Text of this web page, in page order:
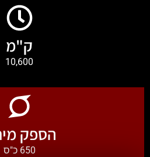
ק"מ
10,600
הספק
650 כ"ס